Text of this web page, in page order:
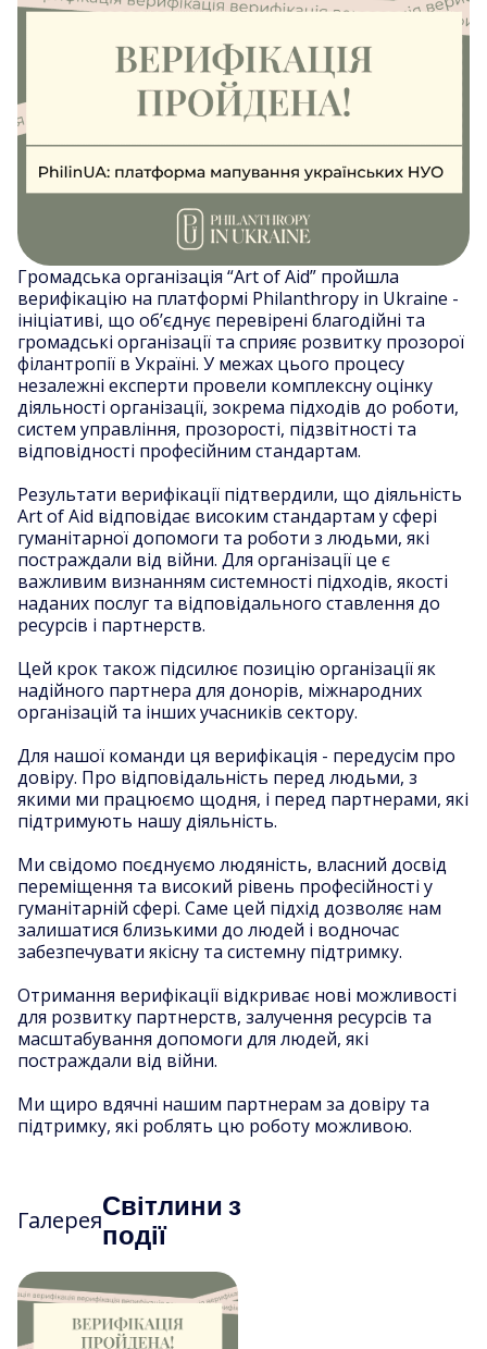
Громадська організація “Art of Aid” пройшла
верифікацію на платформі Philanthropy in Ukraine -
ініціативі, що об’єднує перевірені благодійні та
громадські організації та сприяє розвитку прозорої
філантропії в Україні. У межах цього процесу
незалежні експерти провели комплексну оцінку
діяльності організації, зокрема підходів до роботи,
систем управління, прозорості, підзвітності та
відповідності професійним стандартам.
Результати верифікації підтвердили, що діяльність
Art of Aid відповідає високим стандартам у сфері
гуманітарної допомоги та роботи з людьми, які
постраждали від війни. Для організації це є
важливим визнанням системності підходів, якості
наданих послуг та відповідального ставлення до
ресурсів і партнерств.
Цей крок також підсилює позицію організації як
надійного партнера для донорів, міжнародних
організацій та інших учасників сектору.
Для нашої команди ця верифікація - передусім про
довіру. Про відповідальність перед людьми, з
якими ми працюємо щодня, і перед партнерами, які
підтримують нашу діяльність.
Ми свідомо поєднуємо людяність, власний досвід
переміщення та високий рівень професійності у
гуманітарній сфері. Саме цей підхід дозволяє нам
залишатися близькими до людей і водночас
забезпечувати якісну та системну підтримку.
Отримання верифікації відкриває нові можливості
для розвитку партнерств, залучення ресурсів та
масштабування допомоги для людей, які
постраждали від війни.
Ми щиро вдячні нашим партнерам за довіру та
підтримку, які роблять цю роботу можливою.
ГалереяСвітлини з
події